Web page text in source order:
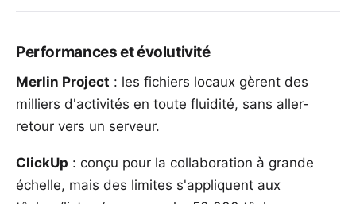
Performances et évolutivité
Merlin Project : les fichiers locaux gèrent des
milliers d'activités en toute fluidité, sans aller-
retour vers un serveur.
ClickUp : conçu pour la collaboration à grande
échelle, mais des limites s'appliquent aux